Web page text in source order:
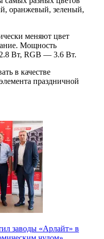
оранжевый, зеленый,
меняют цвет
Мощность
2.8 Вт, RGB — 3.6 Вт.
в качестве
праздничной
заводы «Арлайт» в